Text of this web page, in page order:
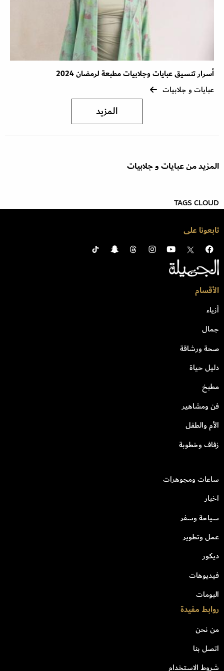
أسرار تنسيق عبايات وجلابيات مطبعة لرمضان 2024
عبايات و جلابيات
المزيد
المزيد من عبايات و جلابيات
TAGS CLOUD
تابعونا على
الأقسام
أزياء
جمال
صحة ورشاقة
دليل حياة
مطبخ
فن ومشاهير
الأم والطفل
زفاف وخطوبة
ساعات ومجوهرات
اخبار
سياحة وسفر
عمل وتطوير
ديكور
فيديوهات
البومات
روابط مفيدة
من نحن
اتصل بنا
شروط الاستخدام